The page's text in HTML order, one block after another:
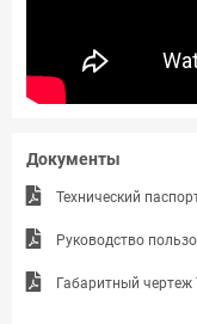
Документы
Технический
Руководство
Габаритный чертеж